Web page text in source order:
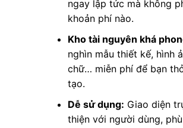
ngay lập tức mà không
khoản phí nào.
Kho tài nguyên khá
nghìn mẫu thiết kế, hình
chữ… miễn phí để bạn
tạo.
Dễ sử dụng: Giao diện
thiện với người dùng,